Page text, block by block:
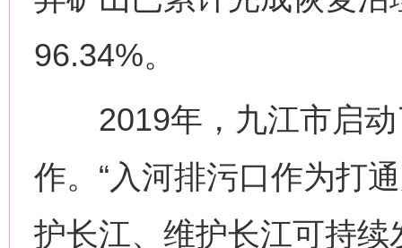
96.34%。
2019年，九江市启动
作。“入河排污口作为打
护长江、维护长江可持续